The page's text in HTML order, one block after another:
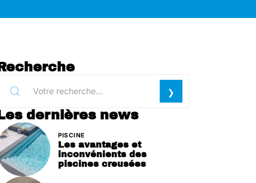
Recherche
Les dernières news
PISCINE
Les avantages et
inconvénients des
piscines creusées